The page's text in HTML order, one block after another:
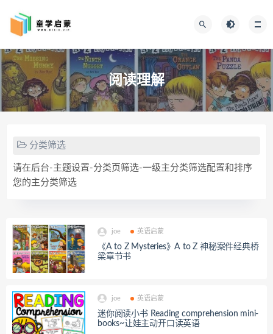
阅读理解
分类筛选
请在后台-主题设置-分类页筛选-一级主分类筛选配置和排序
您的主分类筛选
joe 英语启蒙
《A to Z Mysteries》A to Z 神秘案件经典桥
梁章节书
joe 英语启蒙
迷你阅读小书 Reading comprehension mini-
books~让娃主动开口读英语